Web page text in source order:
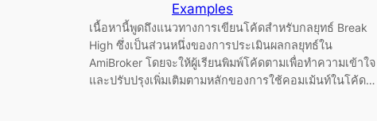
Examples
เนื้อหานี้พูดถึงแนวทางการเขียนโค้ดสำหรับกลยุทธ์ Break
High ซึ่งเป็นส่วนหนึ่งของการประเมินผลกลยุทธ์ใน
AmiBroker โดยจะให้ผู้เรียนพิมพ์โค้ดตามเพื่อทำความเข้าใจ
และปรับปรุงเพิ่มเติมตามหลักของการใช้คอมเม้นท์ในโค้ด…